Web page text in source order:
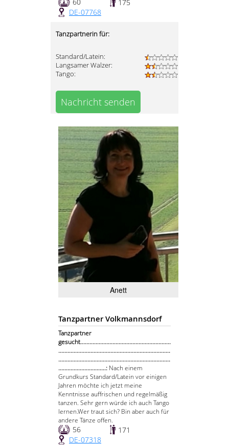
60
175
DE-07768
Tanzpartnerin für:
Standard/Latein:
Langsamer Walzer:
Tango:
Nachricht senden
Anett
Tanzpartner Volkmannsdorf
Tanzpartner
gesucht...........................................................
.........................................................................
.........................................................................
...............................: Nach einem
Grundkurs Standard/Latein vor einigen
Jahren möchte ich jetzt meine
Kenntnisse auffrischen und regelmäßig
tanzen. Sehr gern würde ich auch Tango
lernen.Wer traut sich? Bin aber auch für
andere Tänze offen.
56
171
DE-07318